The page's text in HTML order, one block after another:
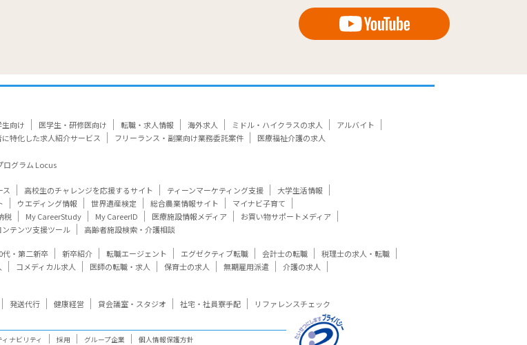
生向け 医学生・研修医向け 転職・求人情報 海外求人 ミドル・ハイクラスの求人
アルバイト
に特化した求人紹介サービス フリーランス・副業向け業務委託案件 医療福祉介護の求人
ログラム Locus
ス 高校生のチャレンジを応援するサイト ティーンマーケティング支援
大学生活情報
ウエディング情報 世界遺産検定 総合農業情報サイト
マイナビ子育て
税 My CareerStudy My CareerID 医療施設情報メディア
お買い物サポートメディア
テンツ支援ツール 高齢者施設検索・介護相談
代・第二新卒 新卒紹介 転職エージェント エグゼクティブ転職 会計士の転職
税理士の求人・転職
コメディカル求人 医師の転職・求人 保育士の求人 無期雇用派遣
介護の求人
発送代行 健康経営 貸会議室・スタジオ 社宅・社員寮手配 リファレンスチェック
ィナビリティ 採用 グループ企業 個人情報保護方針